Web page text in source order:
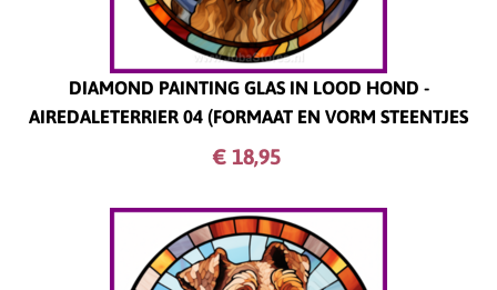
DIAMOND PAINTING GLAS IN LOOD HOND -
AIREDALETERRIER 04 (FORMAAT EN VORM STEENTJES
NAAR KEUZE)
€ 18,95